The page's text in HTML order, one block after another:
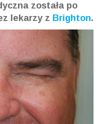
została po
lekarzy z Brighton.